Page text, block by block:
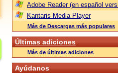
Adobe Reader (en español
Kantaris Media Player
Más de Descargas más populares
Últimas adiciones
Más de últimas adiciones
Ayúdanos